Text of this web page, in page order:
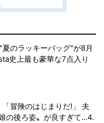
のラッキーバッグ"が8月
史上最も豪華な7点入り
「冒険のはじまりだ!」 夫
の後ろ姿〟が良すぎて...4.